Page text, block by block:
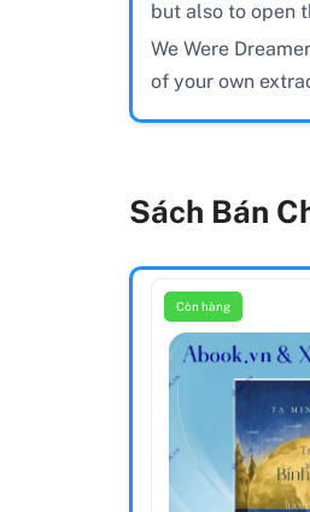
but also to open
We Were
of your own
Sách Bán
Còn hàng